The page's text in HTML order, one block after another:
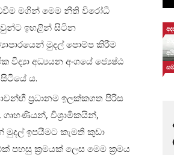
මගින් මෙම නීති විරෝධී
ඉහළින් සිටින
මුදල් පොම්ප කිරීම
අධ්‍යයන අංශයේ ජ්‍යෙෂ්ඨ
ය.
ප්‍රධානම ඉලක්කගත පිරිස
විශ්‍රාමිකයින්,
ඉපයීමට කැමති කුඩා
පහසු ක්‍රමයක් ලෙස මෙම ක්‍රමය